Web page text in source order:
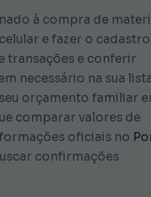
à compra de
e fazer o
transações e conferir
necessário na sua
orçamento familiar
comparar valores de
oficiais no
confirmações